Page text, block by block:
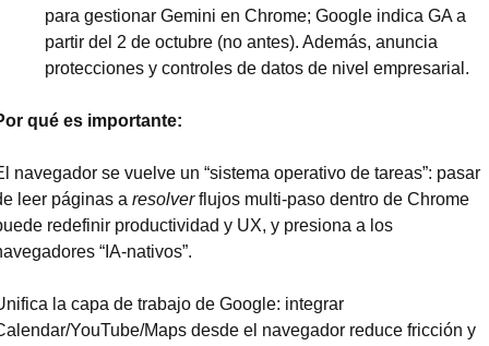
para gestionar Gemini en Chrome; Google indica GA a
partir del 2 de octubre (no antes). Además, anuncia
protecciones y controles de datos de nivel empresarial.
qué es importante:
navegador se vuelve un “sistema operativo de tareas”: pasar
leer páginas a resolver flujos multi-paso dentro de Chrome
redefinir productividad y UX, y presiona a los
“IA-nativos”.
la capa de trabajo de Google: integrar
YouTube/Maps desde el navegador reduce fricción y